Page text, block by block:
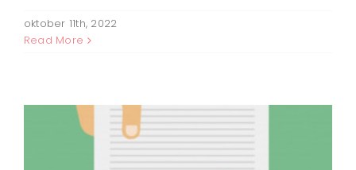
oktober 11th, 2022
Read More